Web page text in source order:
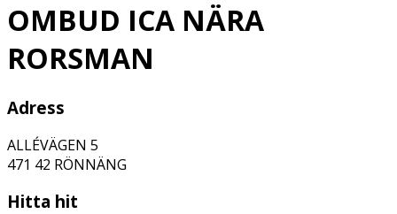
OMBUD ICA NÄRA
RORSMAN
Adress
ALLÉVÄGEN 5
471 42 RÖNNÄNG
Hitta hit